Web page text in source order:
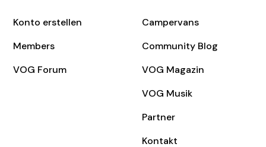
Konto erstellen
Members
VOG Forum
Campervans
Community Blog
VOG Magazin
VOG Musik
Partner
Kontakt